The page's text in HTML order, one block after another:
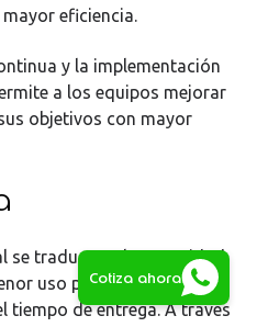
eficiencia.
y la implementación
a los equipos mejorar
objetivos con mayor
se traduce en la capacidad
uso posible de recursos,
tiempo de entrega. A través
Cotiza ahora